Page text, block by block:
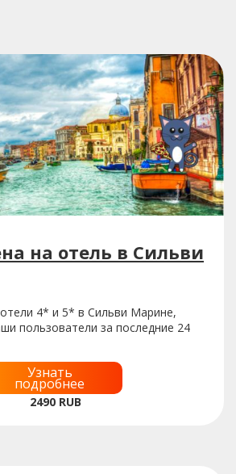
на отель в Сильви
4* и 5* в Сильви Марине,
пользователи за последние 24
Узнать
подробнее
2490 RUB